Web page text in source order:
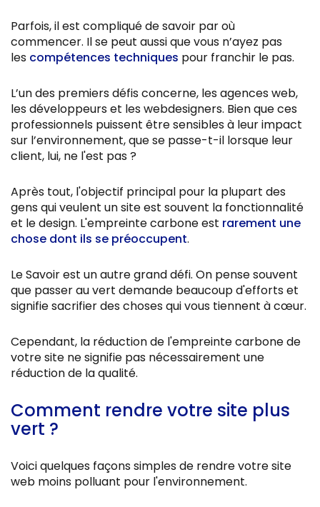
Parfois, il est compliqué de savoir par où
commencer. Il se peut aussi que vous n’ayez pas
les compétences techniques pour franchir le pas.
L’un des premiers défis concerne, les agences web,
les développeurs et les webdesigners. Bien que ces
professionnels puissent être sensibles à leur impact
sur l’environnement, que se passe-t-il lorsque leur
client, lui, ne l'est pas ?
Après tout, l'objectif principal pour la plupart des
gens qui veulent un site est souvent la fonctionnalité
et le design. L'empreinte carbone est rarement une
chose dont ils se préoccupent.
Le Savoir est un autre grand défi. On pense souvent
que passer au vert demande beaucoup d'efforts et
signifie sacrifier des choses qui vous tiennent à cœur.
Cependant, la réduction de l'empreinte carbone de
votre site ne signifie pas nécessairement une
réduction de la qualité.
Comment rendre votre site plus
vert ?
Voici quelques façons simples de rendre votre site
web moins polluant pour l'environnement.